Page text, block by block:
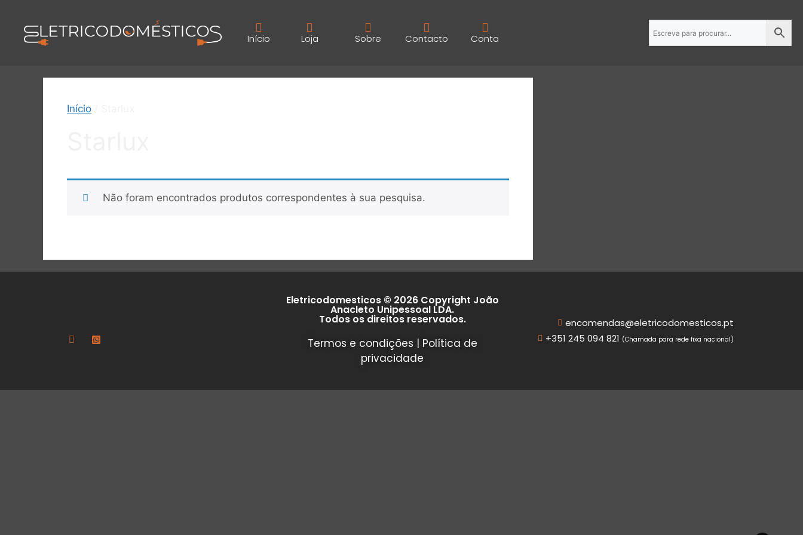
Início Loja Sobre Contacto Conta
Início
Não foram encontrados produtos correspondentes à sua pesquisa.
Eletricodomesticos © 2026 Copyright João
Anacleto Unipessoal LDA.
Todos os direitos reservados.
Termos e condições | Política de
privacidade
encomendas@eletricodomesticos.pt
+351 245 094 821 (Chamada para rede fixa nacional)